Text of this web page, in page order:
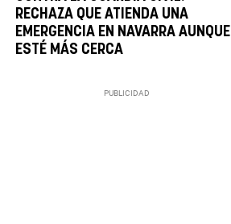
RECHAZA QUE ATIENDA UNA
EMERGENCIA EN NAVARRA AUNQUE
ESTÉ MÁS CERCA